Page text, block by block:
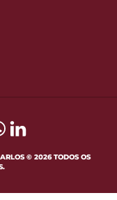
© 2026 TODOS OS